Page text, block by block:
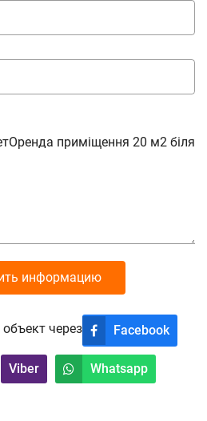
информацию
через Facebook
Viber Whatsapp